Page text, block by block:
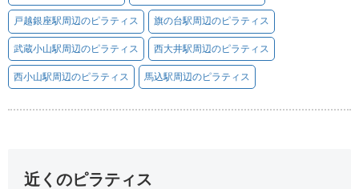
戸越銀座駅周辺のピラティス 旗の台駅周辺のピラティス
武蔵小山駅周辺のピラティス 西大井駅周辺のピラティス
西小山駅周辺のピラティス 馬込駅周辺のピラティス
近くのピラティス